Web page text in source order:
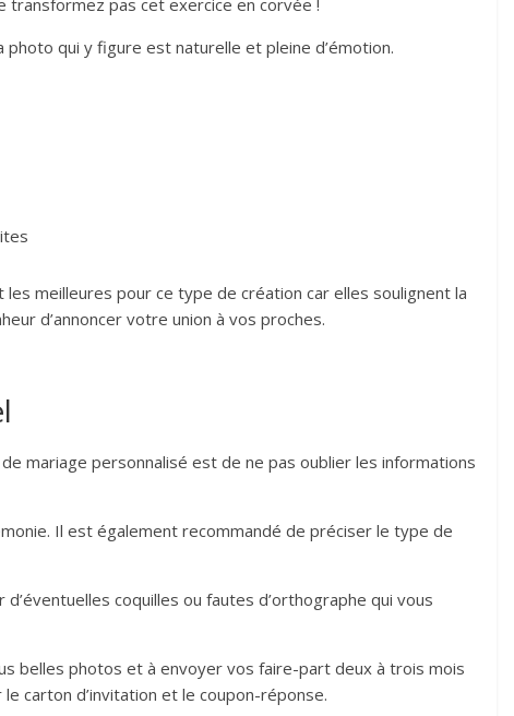
transformez pas cet exercice en corvée !
qui y figure est naturelle et pleine d’émotion.
meilleures pour ce type de création car elles soulignent la
d’annoncer votre union à vos proches.
mariage personnalisé est de ne pas oublier les informations
Il est également recommandé de préciser le type de
coquilles ou fautes d’orthographe qui vous
belles photos et à envoyer vos faire-part deux à trois mois
carton d’invitation et le coupon-réponse.